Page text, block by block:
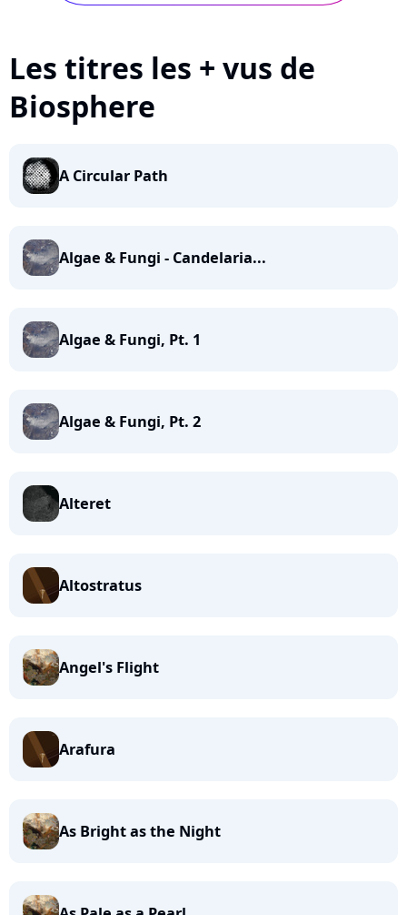
Les titres les + vus de
Biosphere
A Circular Path
Algae & Fungi - Candelaria...
Algae & Fungi, Pt. 1
Algae & Fungi, Pt. 2
Alteret
Altostratus
Angel's Flight
Arafura
As Bright as the Night